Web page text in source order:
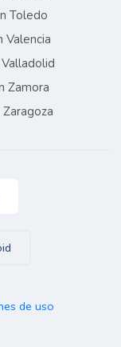
Toledo
Valencia
Zamora
de uso